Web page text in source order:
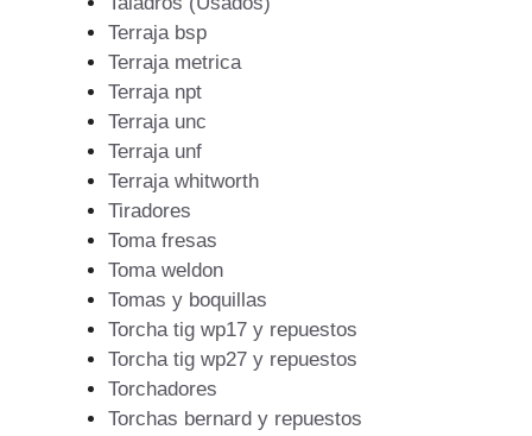
Terraja bsp
Terraja metrica
Terraja npt
Terraja unc
Terraja unf
Terraja whitworth
Tiradores
Toma fresas
Toma weldon
Tomas y boquillas
Torcha tig wp17 y repuestos
Torcha tig wp27 y repuestos
Torchadores
Torchas bernard y repuestos